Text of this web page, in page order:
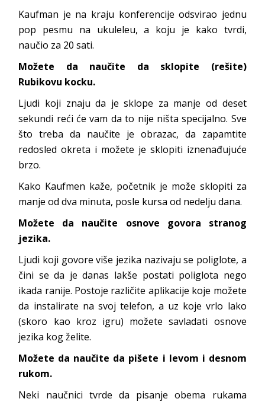
Kaufman je na kraju konferencije odsvirao jednu
pop pesmu na ukuleleu, a koju je kako tvrdi,
naučio za 20 sati.
Možete da naučite da sklopite (rešite)
Rubikovu kocku.
Ljudi koji znaju da je sklope za manje od deset
sekundi reći će vam da to nije ništa specijalno. Sve
što treba da naučite je obrazac, da zapamtite
redosled okreta i možete je sklopiti iznenađujuće
brzo.
Kako Kaufmen kaže, početnik je može sklopiti za
manje od dva minuta, posle kursa od nedelju dana.
Možete da naučite osnove govora stranog
jezika.
Ljudi koji govore više jezika nazivaju se poliglote, a
čini se da je danas lakše postati poliglota nego
ikada ranije. Postoje različite aplikacije koje možete
da instalirate na svoj telefon, a uz koje vrlo lako
(skoro kao kroz igru) možete savladati osnove
jezika kog želite.
Možete da naučite da pišete i levom i desnom
rukom.
Neki naučnici tvrde da pisanje obema rukama